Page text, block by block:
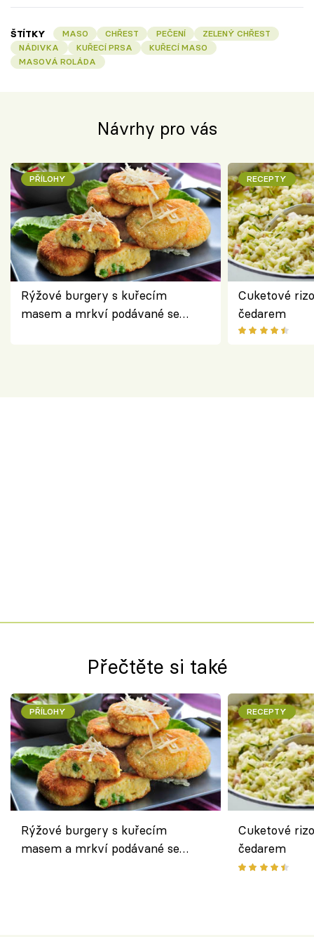
ŠTÍTKY MASO CHŘEST PEČENÍ
ZELENÝ CHŘEST
NÁDIVKA
KUŘECÍ PRSA
KUŘECÍ MASO
MASOVÁ ROLÁDA
Návrhy pro vás
PŘÍLOHY
Rýžové burgery s kuřecím
masem a mrkví podávané se
RECEPTY
Cuketové
čedarem
Přečtěte si také
PŘÍLOHY
Rýžové burgery s kuřecím
masem a mrkví podávané se
RECEPTY
Cuketové
čedarem